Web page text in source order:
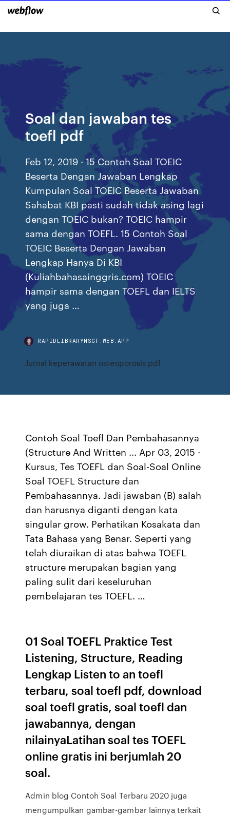
Soal dan jawaban tes
toefl pdf
Feb 12, 2019 · 15 Contoh Soal TOEIC
Beserta Dengan Jawaban Lengkap
Kumpulan Soal TOEIC Beserta Jawaban
Sahabat KBI pasti sudah tidak asing lagi
dengan TOEIC bukan? TOEIC hampir
sama dengan TOEFL. 15 Contoh Soal
TOEIC Beserta Dengan Jawaban
Lengkap Hanya Di KBI
(Kuliahbahasainggris.com) TOEIC
hampir sama dengan TOEFL dan IELTS
yang juga …
RAPIDLIBRARYNSGF.WEB.APP
Jurnal keperawatan osteoporosis pdf
Contoh Soal Toefl Dan Pembahasannya
(Structure And Written ... Apr 03, 2015 ·
Kursus, Tes TOEFL dan Soal-Soal Online
Soal TOEFL Structure dan
Pembahasannya. Jadi jawaban (B) salah
dan harusnya diganti dengan kata
singular grow. Perhatikan Kosakata dan
Tata Bahasa yang Benar. Seperti yang
telah diuraikan di atas bahwa TOEFL
structure merupakan bagian yang
paling sulit dari keseluruhan
pembelajaran tes TOEFL. …
01 Soal TOEFL Praktice Test
Listening, Structure, Reading
Lengkap Listen to an toefl
terbaru, soal toefl pdf, download
soal toefl gratis, soal toefl dan
jawabannya, dengan
nilainyaLatihan soal tes TOEFL
online gratis ini berjumlah 20
soal.
Admin blog Contoh Soal Terbaru 2020 juga
mengumpulkan gambar-gambar lainnya terkait